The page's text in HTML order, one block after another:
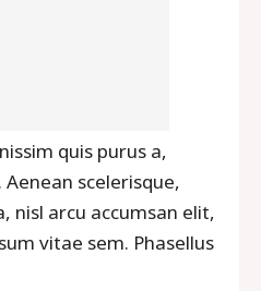
quis purus a,
scelerisque,
nisl arcu accumsan elit,
vitae sem. Phasellus